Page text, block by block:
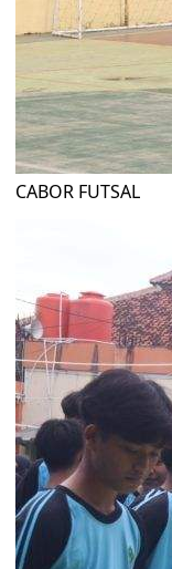
CABOR FUTSAL